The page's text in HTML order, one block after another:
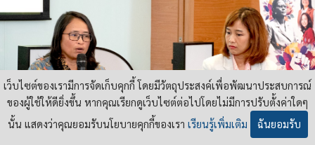
เว็บไซต์ของเรามีการจัดเก็บคุกกี้ โดยมีวัตถุประสงค์เพื่อพัฒนาประสบการณ์
ของผู้ใช้ให้ดียิ่งขึ้น หากคุณเรียกดูเว็บไซต์ต่อไปโดยไม่มีการปรับตั้งค่าใดๆ
นั้น แสดงว่าคุณยอมรับนโยบายคุกกี้ของเรา เรียนรู้เพิ่มเติม ฉันยอมรับ